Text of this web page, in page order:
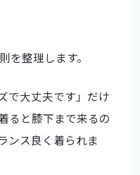
を整理します。
で大丈夫です」だけ
ると膝下まで来るの
ンス良く着られま